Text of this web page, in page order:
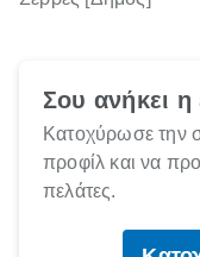
Σου ανήκει η
Κατοχύρωσε την
προφίλ και να
πελάτες.